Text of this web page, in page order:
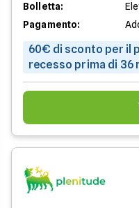
Bolletta:
Pagamento:
60€ di sconto per il
recesso prima di 36